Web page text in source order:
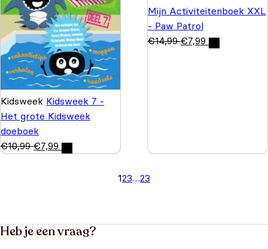
Kidsweek Kidsweek 7 -
Het grote Kidsweek
doeboek
€10,99 €7,99
Mijn Activiteitenboek XXL
- Paw Patrol
€14,99 €7,99
123…23
Heb je een vraag?